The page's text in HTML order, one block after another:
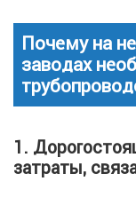
Почему на
заводах
1.
затраты,